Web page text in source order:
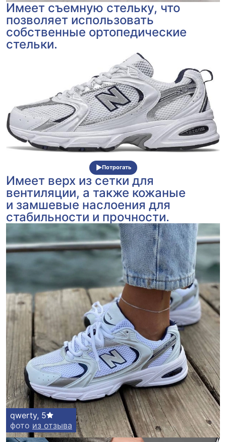
Имеет съемную стельку, что
позволяет использовать
собственные ортопедические
стельки.
Потрогать
Имеет верх из сетки для
вентиляции, а также кожаные
и замшевые наслоения для
стабильности и прочности.
qwerty, 5
фото из отзыва